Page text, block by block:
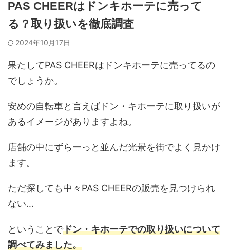
PAS CHEERはドンキホーテに売って
る？取り扱いを徹底調査
2024年10月17日
果たしてPAS CHEERはドンキホーテに売ってるの
でしょうか。
安めの自転車と言えばドン・キホーテに取り扱いが
あるイメージがありますよね。
店舗の中にずらーっと並んだ光景を街でよく見かけ
ます。
ただ探しても中々PAS CHEERの販売を見つけられ
ない…
ということでドン・キホーテでの取り扱いについて
調べてみました。